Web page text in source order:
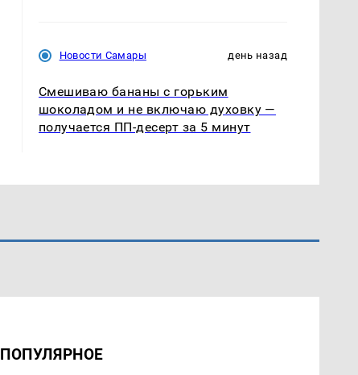
Новости Самары день назад
Смешиваю бананы с горьким
шоколадом и не включаю духовку —
получается ПП-десерт за 5 минут
ПОПУЛЯРНОЕ